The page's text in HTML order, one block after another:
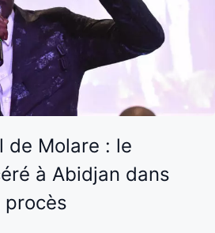
de Molare : le
à Abidjan dans
procès